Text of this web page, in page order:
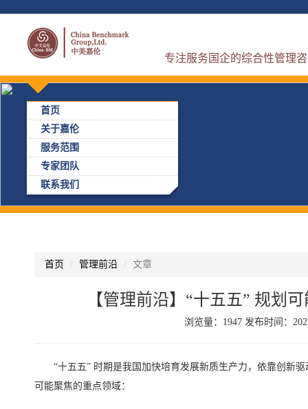
专注服务国企的综合性管理
首页
关于嘉伦
服务范围
专家团队
联系我们
首页 管理前沿 文章
【管理前沿】“十五五” 规划
浏览量：1947 发布时间：
“十五五” 时期是我国加快培育发展新质生产力，依靠创新
可能聚焦的重点领域：